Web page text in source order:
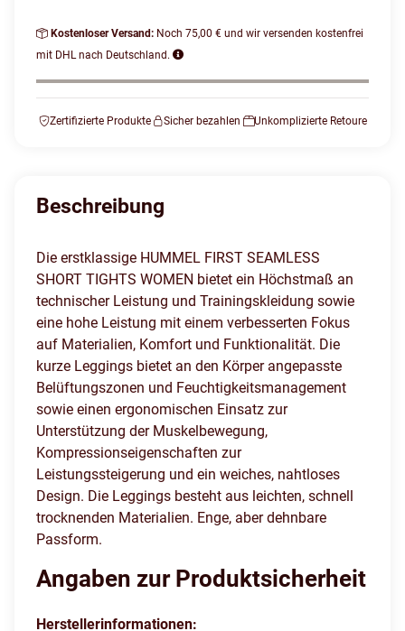
Kostenloser Versand: Noch 75,00 € und wir versenden kostenfrei
mit DHL nach Deutschland.
Zertifizierte Produkte Sicher bezahlen Unkomplizierte Retoure
Beschreibung
Die erstklassige HUMMEL FIRST SEAMLESS
SHORT TIGHTS WOMEN bietet ein Höchstmaß an
technischer Leistung und Trainingskleidung sowie
eine hohe Leistung mit einem verbesserten Fokus
auf Materialien, Komfort und Funktionalität. Die
kurze Leggings bietet an den Körper angepasste
Belüftungszonen und Feuchtigkeitsmanagement
sowie einen ergonomischen Einsatz zur
Unterstützung der Muskelbewegung,
Kompressionseigenschaften zur
Leistungssteigerung und ein weiches, nahtloses
Design. Die Leggings besteht aus leichten, schnell
trocknenden Materialien. Enge, aber dehnbare
Passform.
Angaben zur Produktsicherheit
Herstellerinformationen: